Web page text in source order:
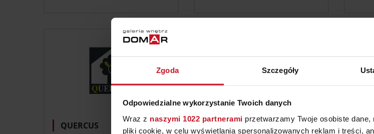
Zgoda Szczegóły
Odpowiedzialne wykorzystanie Twoich danych
Wraz z naszymi 1022 partnerami przetwarzamy Twoje osobiste
pliki cookie, w celu wyświetlania spersonalizowanych reklam i treści,
młodzieżowy; przedpokój;
mała architektura
QUERCUS VERTIGO STONES